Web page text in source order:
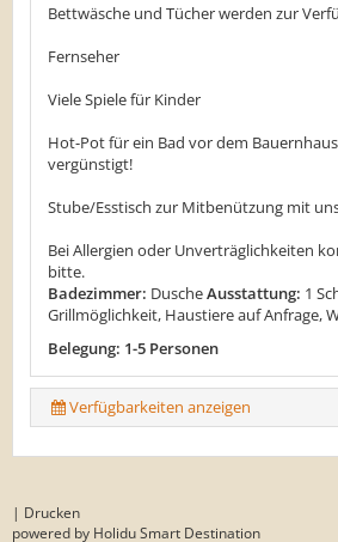
​Bettwäsche und Tücher werden zur
Fernseher
Viele Spiele für Kinder
Hot-Pot für ein Bad vor dem
vergünstigt!
​Stube/Esstisch zur Mitbenützung mit
Bei Allergien oder Unverträglichkeiten
bitte.
Badezimmer: DuscheAusstattung: 1
Grillmöglichkeit, Haustiere auf Anfrage,
Belegung: 1-5 Personen
Verfügbarkeiten anzeigen
| Drucken
powered by Holidu Smart Destination